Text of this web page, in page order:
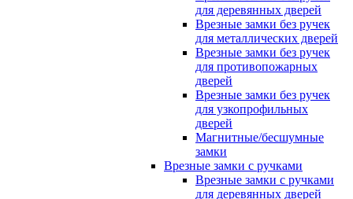
для деревянных дверей
Врезные замки без ручек
для металлических дверей
Врезные замки без ручек
для противопожарных
дверей
Врезные замки без ручек
для узкопрофильных
дверей
Магнитные/бесшумные
замки
Врезные замки с ручками
Врезные замки с ручками
для деревянных дверей